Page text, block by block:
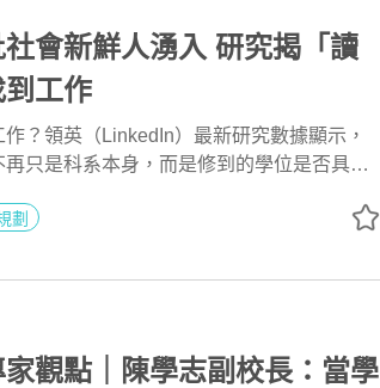
會新鮮人湧入 研究揭「讀
工作
？領英（LinkedIn）最新研究數據顯示，
只是科系本身，而是修到的學位是否具備
劃
家觀點｜陳學志副校長：當學